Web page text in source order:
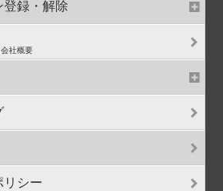
登録・解除
社概要
リシー